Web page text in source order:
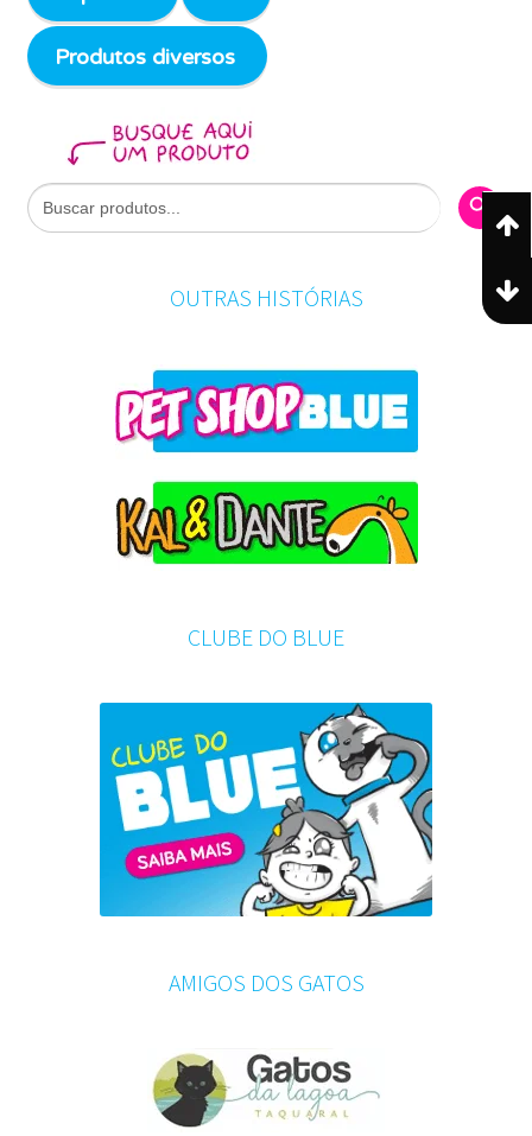
Produtos diversos
Search
for:
Search
OUTRAS HISTÓRIAS
CLUBE DO BLUE
AMIGOS DOS GATOS